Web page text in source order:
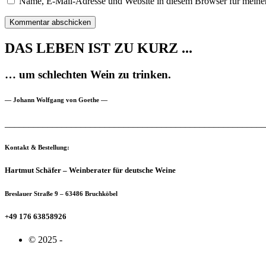
DAS LEBEN IST ZU KURZ ...
… um schlechten Wein zu trinken.
— Johann Wolfgang von Goethe —
Kontakt & Bestellung:
Hartmut Schäfer – Weinberater für deutsche Weine
Breslauer Straße 9 – 63486 Bruchköbel
+49 176 63858926
© 2025 -